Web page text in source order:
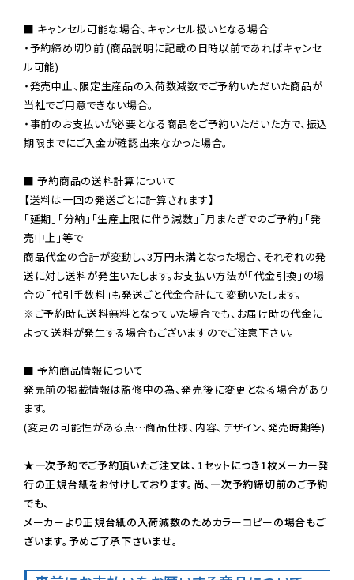
■ キャンセル可能な場合、キャンセル扱いとなる場合
・予約締め切り前 (商品説明に記載の日時以前であればキャンセ
ル可能)
・発売中止、限定生産品の入荷数減数でご予約いただいた商品が
当社でご用意できない場合。
・事前のお支払いが必要となる商品をご予約いただいた方で、振込
期限までにご入金が確認出来なかった場合。
■ 予約商品の送料計算について
【送料は一回の発送ごとに計算されます】
「延期」「分納」「生産上限に伴う減数」「月またぎでのご予約」「発
売中止」等で
商品代金の合計が変動し、3万円未満となった場合、それぞれの発
送に対し送料が発生いたします。お支払い方法が「代金引換」の場
※ご予約時に送料無料となっていた場合でも、お届け時の代金に
よって送料が発生する場合もございますのでご注意下さい。
■ 予約商品情報について
発売前の掲載情報は監修中の為、発売後に変更となる場合があり
ます。
(変更の可能性がある点…商品仕様、内容、デザイン、発売時期等)
★一次予約でご予約頂いたご注文は、1セットにつき1枚メーカー発
行の正規台紙をお付けしております。尚、一次予約締切前のご予約
でも、
メーカーより正規台紙の入荷減数のためカラーコピーの場合もご
ざいます。予めご了承下さいませ。